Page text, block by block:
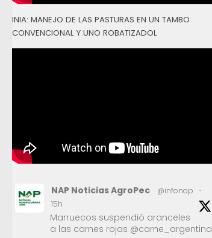
INIA: MANEJO DE LAS PASTURAS EN UN TAMBO
CONVENCIONAL Y UNO ROBATIZADOL
NAP Noticias AgroPec @infonap
·
15h
Marruecos suspendió aranceles
a las carnes rojas @carne_argentina